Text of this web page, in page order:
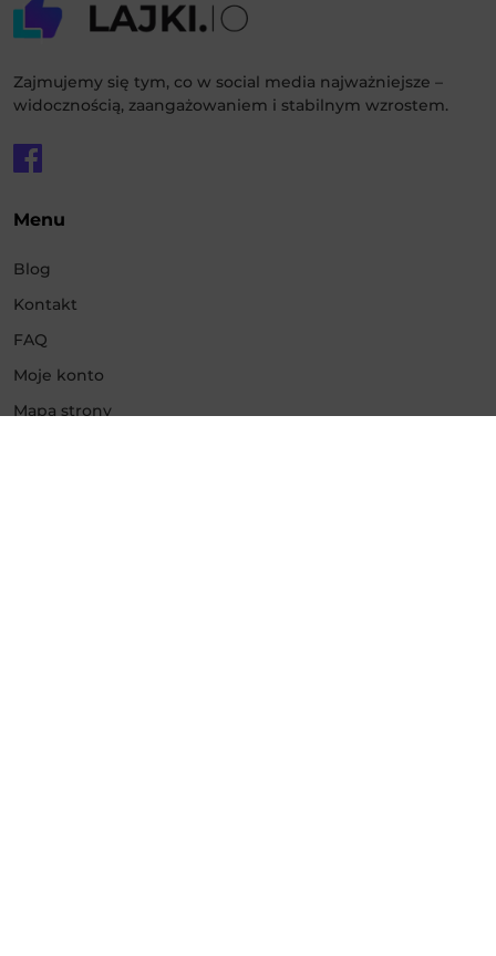
Zajmujemy się tym, co w social media najważniejsze –
widocznością, zaangażowaniem i stabilnym wzrostem.
Menu
Blog
Kontakt
FAQ
Moje konto
Mapa strony